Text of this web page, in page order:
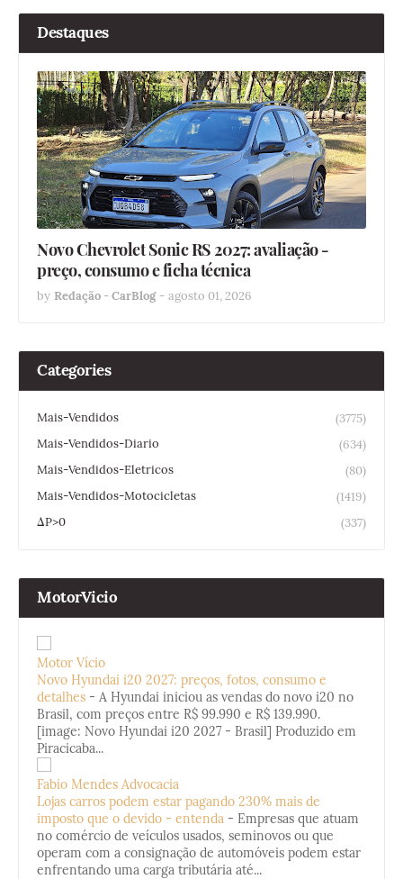
Destaques
Novo Chevrolet Sonic RS 2027: avaliação -
preço, consumo e ficha técnica
by Redação - CarBlog - agosto 01, 2026
Categories
Mais-Vendidos
(3775)
Mais-Vendidos-Diario
(634)
Mais-Vendidos-Eletricos
(80)
Mais-Vendidos-Motocicletas
(1419)
ΔP>0
(337)
MotorVicio
Motor Vício
Novo Hyundai i20 2027: preços, fotos, consumo e
detalhes - A Hyundai iniciou as vendas do novo i20 no
Brasil, com preços entre R$ 99.990 e R$ 139.990.
[image: Novo Hyundai i20 2027 - Brasil] Produzido em
Piracicaba...
Fabio Mendes Advocacia
Lojas carros podem estar pagando 230% mais de
imposto que o devido - entenda - Empresas que atuam
no comércio de veículos usados, seminovos ou que
operam com a consignação de automóveis podem estar
enfrentando uma carga tributária até...